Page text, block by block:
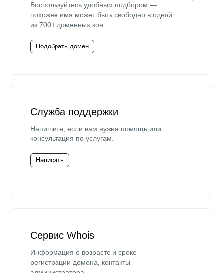
Воспользуйтесь удобным подбором —
похожее имя может быть свободно в одной
из 700+ доменных зон.
Подобрать домен
Служба поддержки
Напишите, если вам нужна помощь или
консультация по услугам.
Написать
Сервис Whois
Информация о возрасте и сроке
регистрации домена, контакты